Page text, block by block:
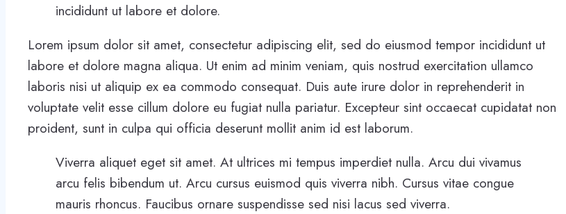
incididunt ut labore et dolore.
Lorem ipsum dolor sit amet, consectetur adipiscing elit, sed do eiusmod tempor incididunt ut
labore et dolore magna aliqua. Ut enim ad minim veniam, quis nostrud exercitation ullamco
laboris nisi ut aliquip ex ea commodo consequat. Duis aute irure dolor in reprehenderit in
voluptate velit esse cillum dolore eu fugiat nulla pariatur. Excepteur sint occaecat cupidatat non
proident, sunt in culpa qui officia deserunt mollit anim id est laborum.
Viverra aliquet eget sit amet. At ultrices mi tempus imperdiet nulla. Arcu dui vivamus
arcu felis bibendum ut. Arcu cursus euismod quis viverra nibh. Cursus vitae congue
mauris rhoncus. Faucibus ornare suspendisse sed nisi lacus sed viverra.